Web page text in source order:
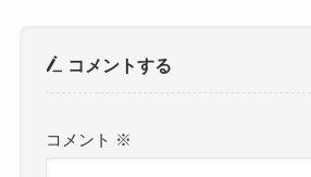
コメントする
コメント ※